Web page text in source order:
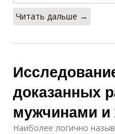
Читать дальше →
доказанных
мужчинами
Наиболее логично